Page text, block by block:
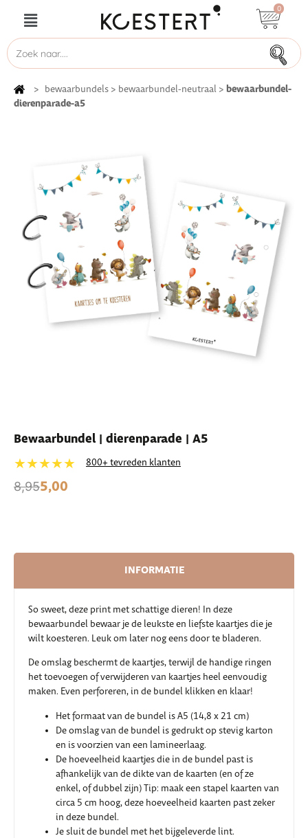
0
> bewaarbundels > bewaarbundel-neutraal > bewaarbundel-
dierenparade-a5
Bewaarbundel | dierenparade | A5
★★★★★ 800+ tevreden klanten
8,955,00
INFORMATIE
So sweet, deze print met schattige dieren! In deze
bewaarbundel bewaar je de leukste en liefste kaartjes die je
wilt koesteren. Leuk om later nog eens door te bladeren.
De omslag beschermt de kaartjes, terwijl de handige ringen
het toevoegen of verwijderen van kaartjes heel eenvoudig
maken. Even perforeren, in de bundel klikken en klaar!
Het formaat van de bundel is A5 (14,8 x 21 cm)
De omslag van de bundel is gedrukt op stevig karton
en is voorzien van een lamineerlaag.
De hoeveelheid kaartjes die in de bundel past is
afhankelijk van de dikte van de kaarten (en of ze
enkel, of dubbel zijn) Tip: maak een stapel kaarten van
circa 5 cm hoog, deze hoeveelheid kaarten past zeker
in deze bundel.
Je sluit de bundel met het bijgeleverde lint.